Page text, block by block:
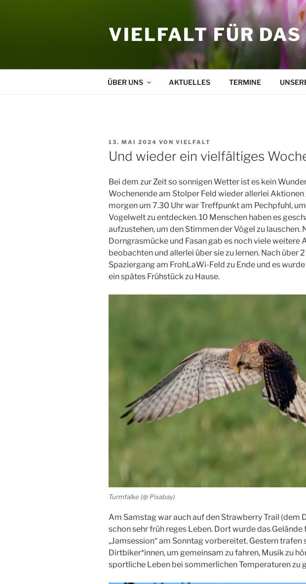
VIELFALT FÜR
ÜBER UNS AKTUELLES TERMINE
VERÖFFENTLICHT
AM
13. MAI 2024 VON VIELFALT
Und wieder ein vielfältiges
Bei dem zur Zeit so sonnigen Wetter ist es kein
Wochenende am Stolper Feld wieder allerlei Aktionen
morgen um 7.30 Uhr war Treffpunkt am Pechpfuhl,
Vogelwelt zu entdecken. 10 Menschen haben es
aufzustehen, um den Stimmen der Vögel zu lauschen.
Dorngrasmücke und Fasan gab es noch viele weitere
beobachten und allerlei über sie zu lernen. Nach über
Spaziergang am FrohLaWi-Feld zu Ende und es
ein spätes Frühstück zu Hause.
Turmfalke (@ Pixabay)
Am Samstag war auch auf den Strawberry Trail (dem
schon sehr früh reges Leben. Dort wurde das Gelände
„Jamsession“ am Sonntag vorbereitet. Gestern trafen
Dirtbiker*innen, um gemeinsam zu fahren, Musik zu
sportliche Leben bei sommerlichen Temperaturen zu